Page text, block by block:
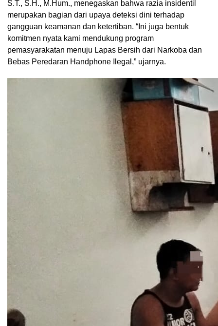
S.T., S.H., M.Hum., menegaskan bahwa razia insidentil
merupakan bagian dari upaya deteksi dini terhadap
gangguan keamanan dan ketertiban. “Ini juga bentuk
komitmen nyata kami mendukung program
pemasyarakatan menuju Lapas Bersih dari Narkoba dan
Bebas Peredaran Handphone Ilegal,” ujarnya.